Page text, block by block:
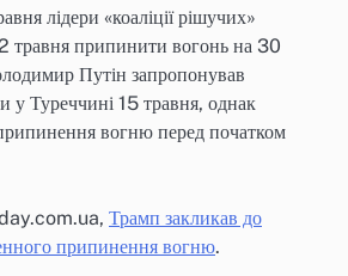
лідери «коаліції рішучих»
травня припинити вогонь на 30
Путін запропонував
у Туреччині 15 травня, однак
припинення вогню перед початком
Трамп закликав до
припинення вогню.